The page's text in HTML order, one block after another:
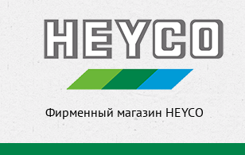
Фирменный магазин HEYCO